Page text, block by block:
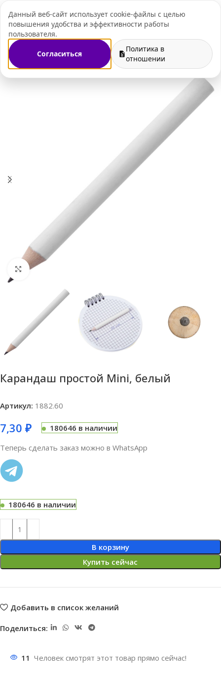
Данный веб-сайт использует cookie-файлы с целью
повышения удобства и эффективности работы
пользователя.
Согласиться
Политика в
отношении
+7 (495) 109-07-
к праздникам Подарки на День знаний 1 сентября
Нажмите, чтобы увеличить
Карандаш простой Mini, белый
Артикул: 1882.60
7,30 ₽
180646 в наличии
Теперь сделать заказ можно в WhatsApp
180646 в наличии
В корзину
Купить сейчас
Добавить в список желаний
Поделиться:
11 Человек смотрят этот товар прямо сейчас!